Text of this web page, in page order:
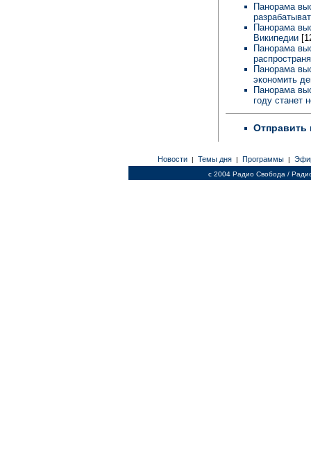
Панорама
Панорама
Википедии
Панорама
Панорама
экономить
Панорама
году станет
Отправить
Новости | Темы дня | Программы |
c 2004 Радио Свобода /